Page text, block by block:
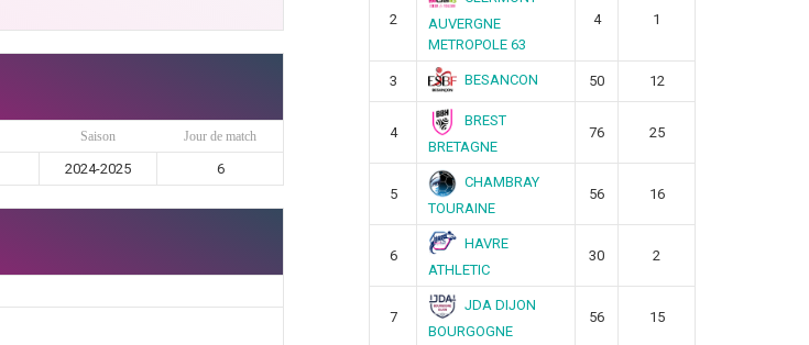
Saison Jour de match
2024-2025 6
2
AUVERGNE
METROPOLE 63
4 1
3 BESANCON 50 12
4
BREST
BRETAGNE
76 25
5
CHAMBRAY
TOURAINE
56 16
6
HAVRE
ATHLETIC
30 2
7
JDA DIJON
BOURGOGNE
56 15